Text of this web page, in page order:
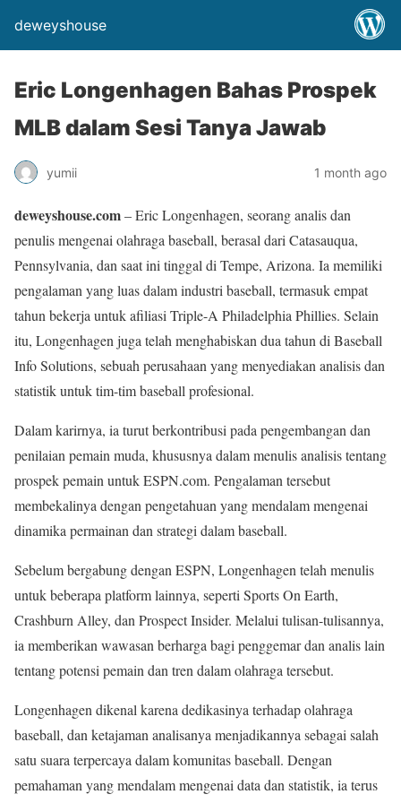
deweyshouse
Eric Longenhagen Bahas Prospek
MLB dalam Sesi Tanya Jawab
yumii 1 month ago
deweyshouse.com– Eric Longenhagen, seorang analis dan
penulis mengenai olahraga baseball, berasal dari Catasauqua,
Pennsylvania, dan saat ini tinggal di Tempe, Arizona. Ia memiliki
pengalaman yang luas dalam industri baseball, termasuk empat
tahun bekerja untuk afiliasi Triple-A Philadelphia Phillies. Selain
itu, Longenhagen juga telah menghabiskan dua tahun di Baseball
Info Solutions, sebuah perusahaan yang menyediakan analisis dan
statistik untuk tim-tim baseball profesional.
Dalam karirnya, ia turut berkontribusi pada pengembangan dan
penilaian pemain muda, khususnya dalam menulis analisis tentang
prospek pemain untuk ESPN.com. Pengalaman tersebut
membekalinya dengan pengetahuan yang mendalam mengenai
dinamika permainan dan strategi dalam baseball.
Sebelum bergabung dengan ESPN, Longenhagen telah menulis
untuk beberapa platform lainnya, seperti Sports On Earth,
Crashburn Alley, dan Prospect Insider. Melalui tulisan-tulisannya,
ia memberikan wawasan berharga bagi penggemar dan analis lain
tentang potensi pemain dan tren dalam olahraga tersebut.
Longenhagen dikenal karena dedikasinya terhadap olahraga
baseball, dan ketajaman analisanya menjadikannya sebagai salah
satu suara terpercaya dalam komunitas baseball. Dengan
pemahaman yang mendalam mengenai data dan statistik, ia terus